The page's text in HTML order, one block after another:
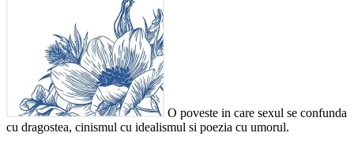
O poveste in care sexul se confunda
cu dragostea, cinismul cu idealismul si poezia cu umorul.